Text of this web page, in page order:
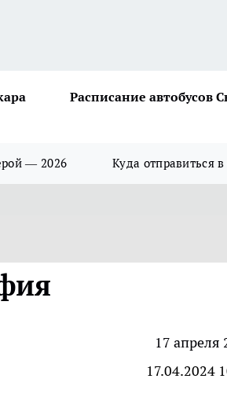
Расписание автобусов
— 2026 Куда отправиться в
17 апреля
17.04.2024